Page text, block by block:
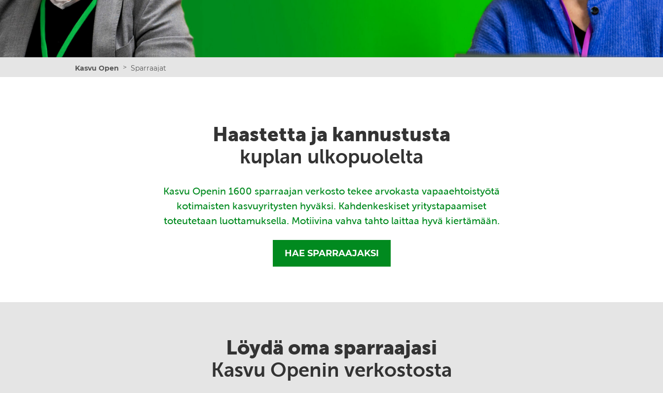
Kasvu Open > Sparraajat
Haastetta ja kannustusta
kuplan ulkopuolelta
Kasvu Openin 1600 sparraajan verkosto tekee arvokasta vapaaehtoistyötä
kotimaisten kasvuyritysten hyväksi. Kahdenkeskiset yritystapaamiset
toteutetaan luottamuksella. Motiivina vahva tahto laittaa hyvä kiertämään.
HAE SPARRAAJAKSI
Löydä oma sparraajasi
Kasvu Openin verkostosta